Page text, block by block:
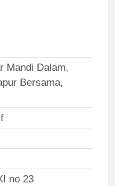
Mandi Dalam,
Bersama,
no 23